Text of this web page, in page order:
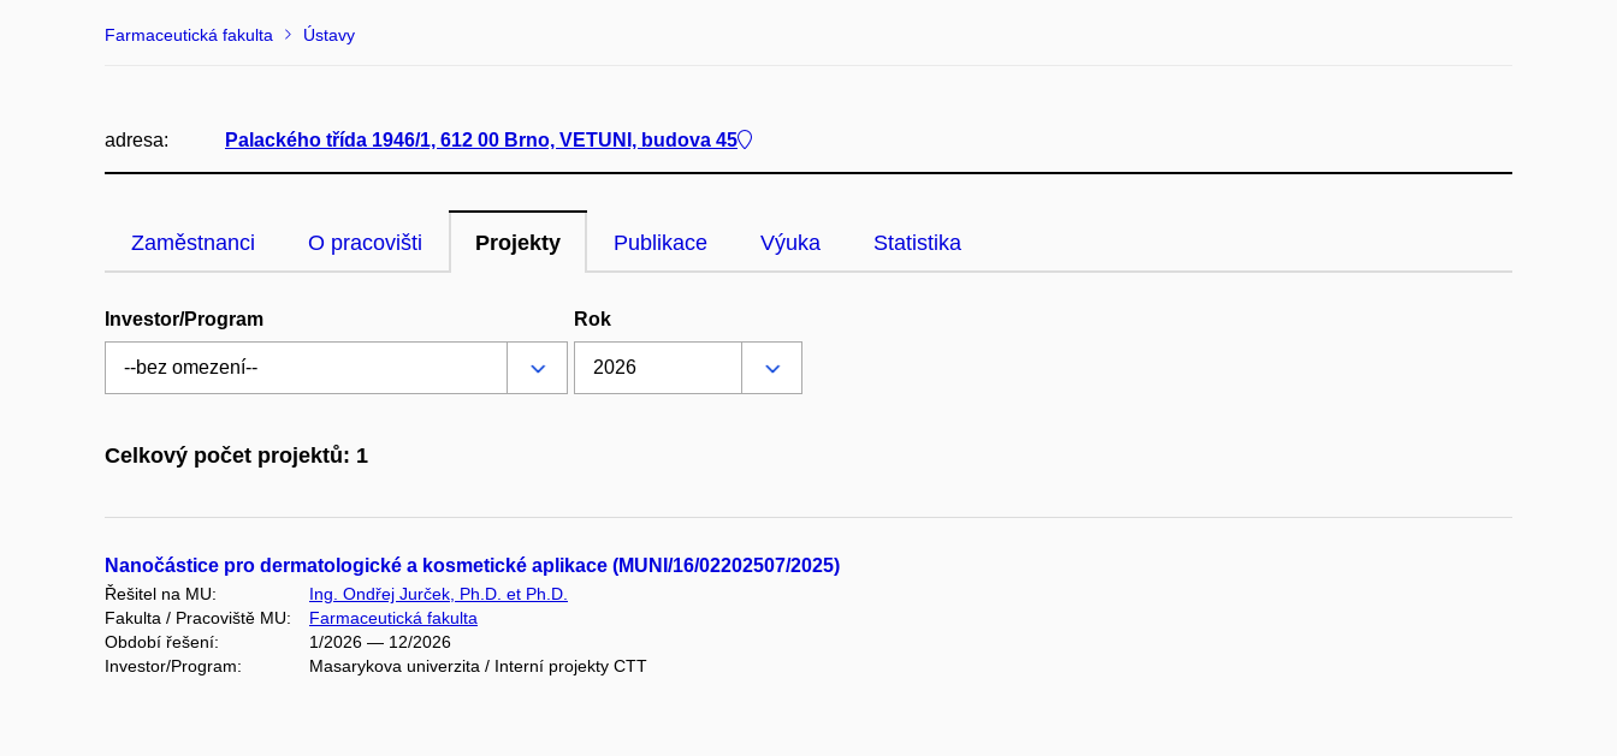
Farmaceutická fakulta Ústavy
adresa: Palackého třída 1946/1, 612 00 Brno, VETUNI, budova 45
Zaměstnanci O pracovišti Projekty Publikace Výuka Statistika
Investor/Program Rok
Celkový počet projektů: 1
Nanočástice pro dermatologické a kosmetické aplikace (MUNI/16/02202507/2025)
Řešitel na MU:
Ing. Ondřej Jurček, Ph.D. et Ph.D.
Fakulta / Pracoviště MU:
Farmaceutická fakulta
Období řešení:
1/2026 — 12/2026
Investor/Program:
Masarykova univerzita / Interní projekty CTT